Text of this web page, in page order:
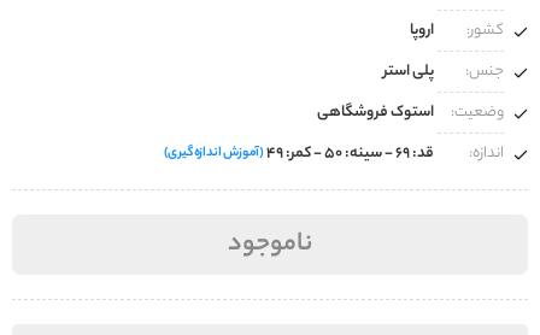
کشور:
اروپا
جنس:
پلی استر
وضعیت:
استوک فروشگاهی
اندازه:
قد: 69 - سینه: 50 - کمر: 49 (آموزش اندازه‌گیری)
ناموجود